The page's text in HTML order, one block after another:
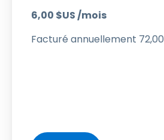
6,00 $US/mois
Facturé annuellement 72,00